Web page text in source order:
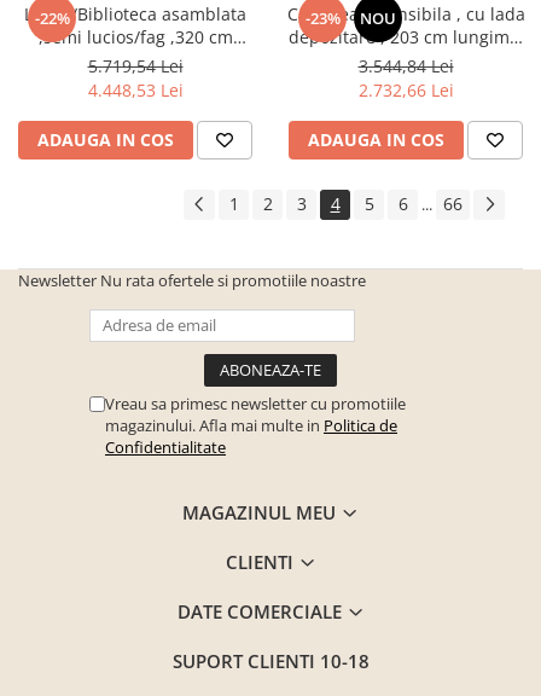
-22%
Living/Biblioteca asamblata
,semi lucios/fag ,320 cm
lungime
5.719,54 Lei
4.448,53 Lei
ADAUGA IN COS
-23% NOU
Canapea extensibila , cu lada
depozitare , 203 cm lungime,
stofa gri/negru ,perne gri cu
model
3.544,84 Lei
2.732,66 Lei
ADAUGA IN COS
1 2 3 4 5 6 ... 66
Newsletter Nu rata ofertele si promotiile noastre
Vreau sa primesc newsletter cu promotiile
magazinului. Afla mai multe in Politica de
Confidentialitate
MAGAZINUL MEU
CLIENTI
DATE COMERCIALE
SUPORT CLIENTI 10-18